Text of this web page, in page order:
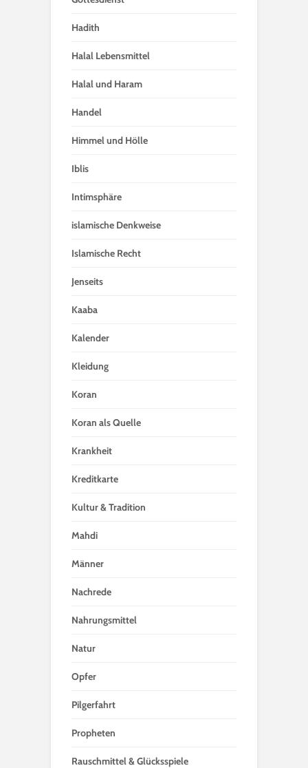
Hadith
Halal Lebensmittel
Halal und Haram
Handel
Himmel und Hölle
Iblis
Intimsphäre
islamische Denkweise
Islamische Recht
Jenseits
Kaaba
Kalender
Kleidung
Koran
Koran als Quelle
Krankheit
Kreditkarte
Kultur & Tradition
Mahdi
Männer
Nachrede
Nahrungsmittel
Natur
Opfer
Pilgerfahrt
Propheten
Rauschmittel & Glücksspiele